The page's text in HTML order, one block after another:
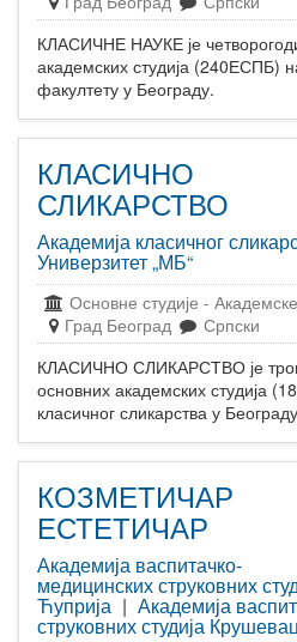
КЛАСИЧНЕ НАУКЕ је
академских студија (240ЕСПБ)
факултету у Београду.
КЛАСИЧНО
СЛИКАРСТВО
Академија класичног
Универзитет „МБ“
Основне студије - Академске
Град Београд
Српски
КЛАСИЧНО СЛИКАРСТВО је
основних академских студија
класичног сликарства у
КОЗМЕТИЧАР
ЕСТЕТИЧАР
Академија васпитачко-
медицинских струковних
Ћуприја | Академија
струковних студија